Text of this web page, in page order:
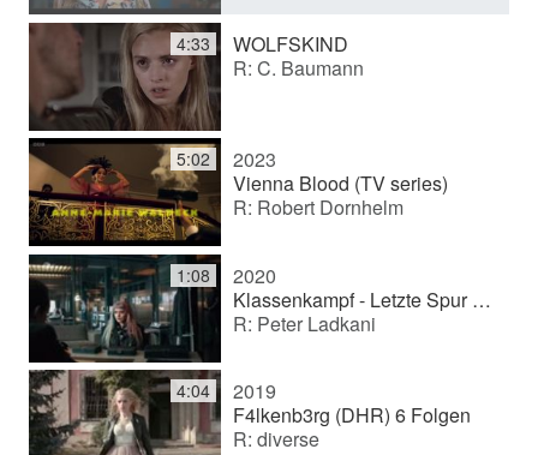
V
i
d
e
o
4:33
WOLFSKIND
R: C. Baumann
5:02
2023
Vienna Blood (TV series)
R: Robert Dornhelm
1:08
2020
Klassenkampf - Letzte Spur Berlin
R: Peter Ladkani
4:04
2019
F4lkenb3rg (DHR) 6 Folgen
R: diverse